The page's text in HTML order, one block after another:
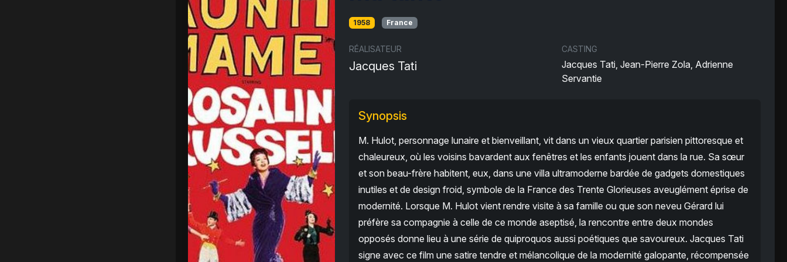
1958 France
RÉALISATEUR
Jacques Tati
CASTING
Jacques Tati, Jean-Pierre Zola, Adrienne
Servantie
Synopsis
M. Hulot, personnage lunaire et bienveillant, vit dans un vieux quartier parisien pittoresque et
chaleureux, où les voisins bavardent aux fenêtres et les enfants jouent dans la rue. Sa sœur
et son beau-frère habitent, eux, dans une villa ultramoderne bardée de gadgets domestiques
inutiles et de design froid, symbole de la France des Trente Glorieuses aveuglément éprise de
modernité. Lorsque M. Hulot vient rendre visite à sa famille ou que son neveu Gérard lui
préfère sa compagnie à celle de ce monde aseptisé, la rencontre entre deux mondes
opposés donne lieu à une série de quiproquos aussi poétiques que savoureux. Jacques Tati
signe avec ce film une satire tendre et mélancolique de la modernité galopante, récompensée